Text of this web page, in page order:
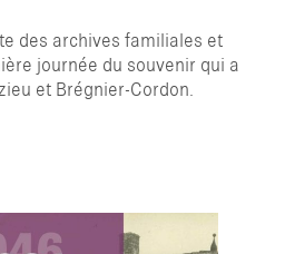
des archives familiales et
journée du souvenir qui a
et Brégnier-Cordon.